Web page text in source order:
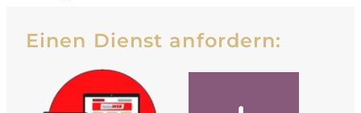
Einen Dienst anfordern: